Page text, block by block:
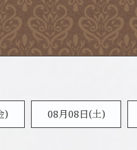
) 08月08日(土)